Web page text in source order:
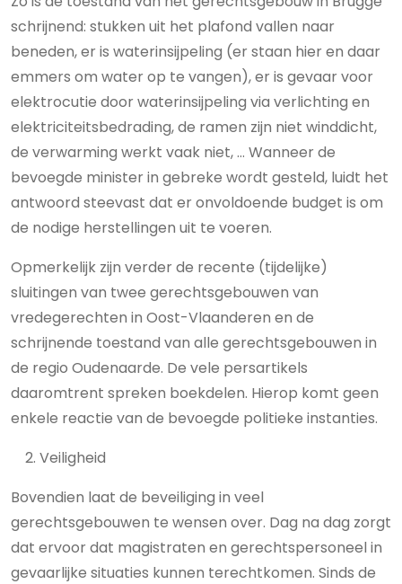
schrijnend: stukken uit het plafond vallen naar
beneden, er is waterinsijpeling (er staan hier en daar
emmers om water op te vangen), er is gevaar voor
elektrocutie door waterinsijpeling via verlichting en
elektriciteitsbedrading, de ramen zijn niet winddicht,
de verwarming werkt vaak niet, … Wanneer de
bevoegde minister in gebreke wordt gesteld, luidt het
antwoord steevast dat er onvoldoende budget is om
de nodige herstellingen uit te voeren.
Opmerkelijk zijn verder de recente (tijdelijke)
sluitingen van twee gerechtsgebouwen van
vredegerechten in Oost-Vlaanderen en de
schrijnende toestand van alle gerechtsgebouwen in
de regio Oudenaarde. De vele persartikels
daaromtrent spreken boekdelen. Hierop komt geen
enkele reactie van de bevoegde politieke instanties.
Veiligheid
Bovendien laat de beveiliging in veel
gerechtsgebouwen te wensen over. Dag na dag zorgt
dat ervoor dat magistraten en gerechtspersoneel in
gevaarlijke situaties kunnen terechtkomen. Sinds de